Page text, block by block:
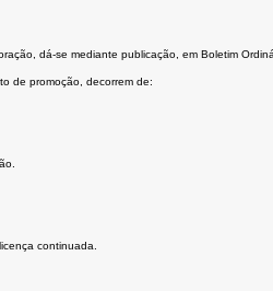
dá-se mediante publicação, em Boletim
de promoção, decorrem de:
continuada.